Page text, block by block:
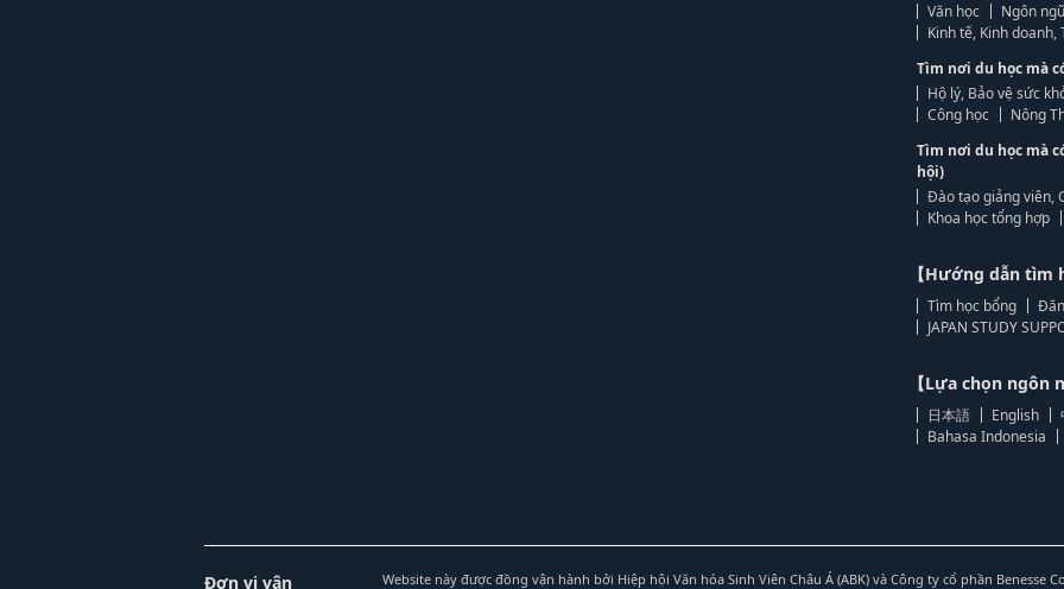
Văn học
Ngôn
Kinh tế, Kinh
Tìm nơi du học mà
Hộ lý, Bảo vệ sức
Công học
Nông
Tìm nơi du học mà
hội)
Đào tạo giảng viên,
Khoa học tổng hợp
【Hướng dẫn tìm
Tìm học bổng
JAPAN STUDY
【Lựa chọn ngôn
日本語 English
Bahasa Indonesia
Đơn vị vận Website này được đồng vận hành bởi Hiệp hội Văn hóa Sinh Viên Châu Á (ABK) và Công ty cổ phần Benesse